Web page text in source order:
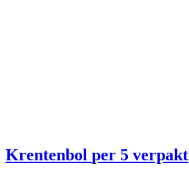
Krentenbol per 5 verpakt